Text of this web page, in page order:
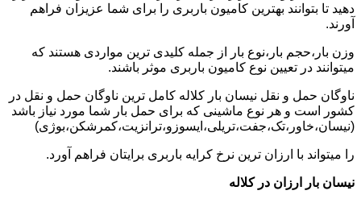
دهید تا بتوانند بهترین کامیون باربری را برای شما عزیزان فراهم
آورند.
وزن بار،حجم بار،نوع بار از جمله کلیدی ترین مواردی هستند که
میتوانند در تعیین نوع کامیون باربری موثر باشند.
ناوگان حمل و نقل نیسان بار کلاله کامل ترین ناوگان حمل و نقل در
کشور است و هر نوع ماشینی که برای حمل بار شما مورد نیاز باشد
(نیسان،خاور،تک،جفت،تریلی،ایسوزو،ترانزیت،کمرشکن،بوژی)
را میتواند با ارزان ترین نرخ کرایه باربری برایتان فراهم آورد.
نیسان بار ارزان در کلاله